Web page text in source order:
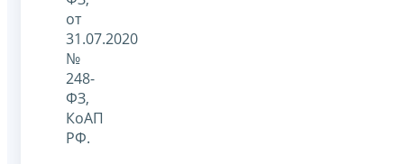
от
31.07.2020
№
248-
ФЗ,
КоАП
РФ.